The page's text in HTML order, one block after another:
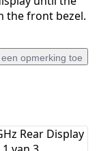
the front bezel.
opmerking toe